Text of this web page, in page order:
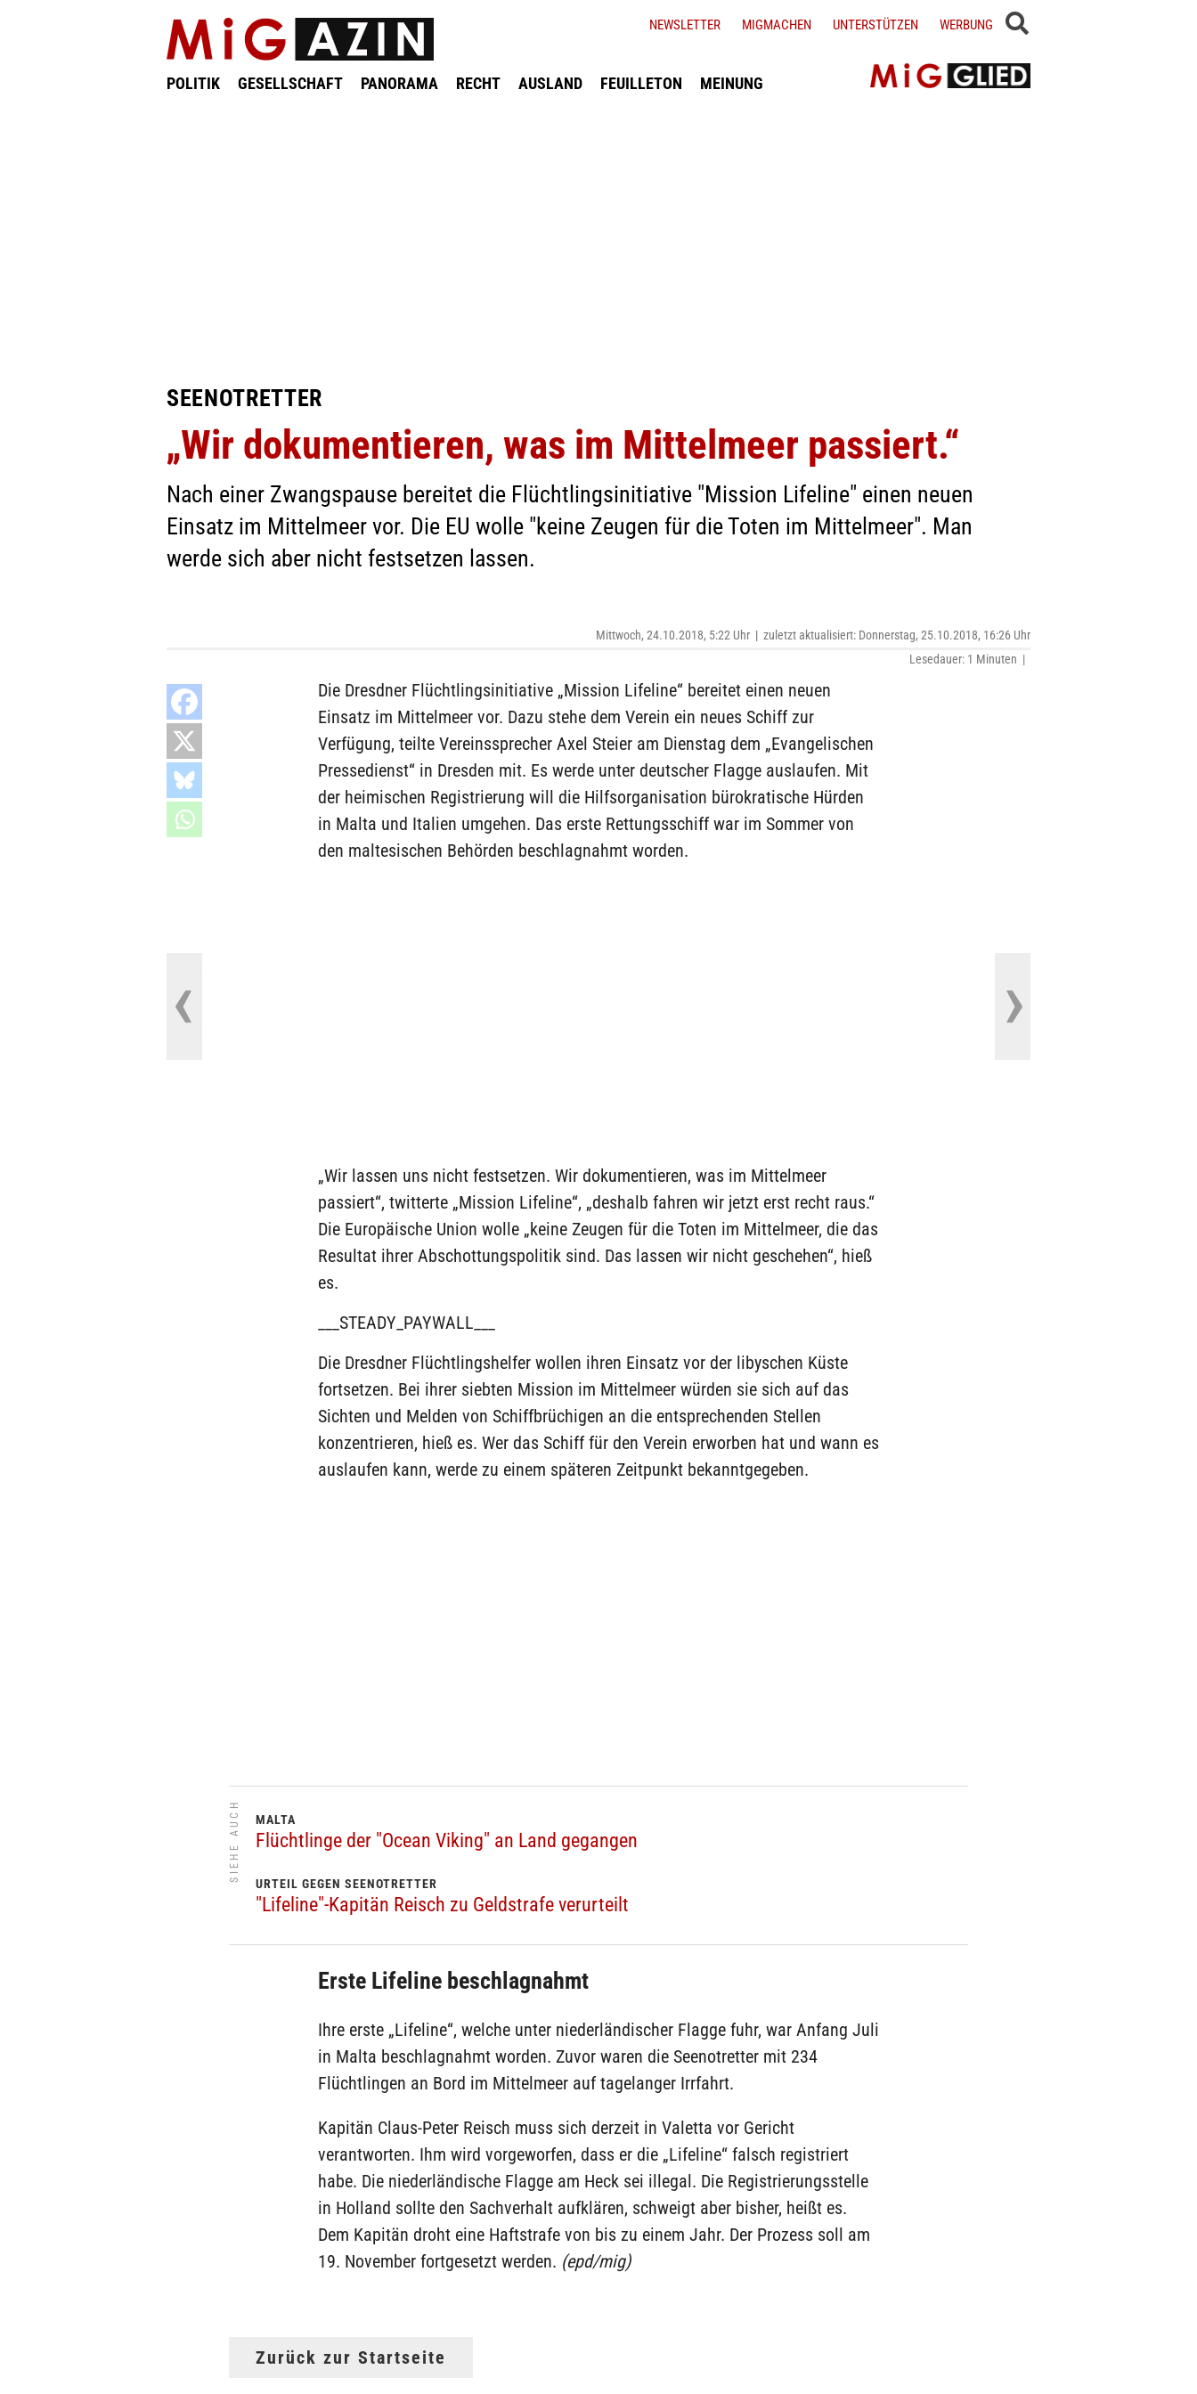
POLITIK GESELLSCHAFT PANORAMA RECHT AUSLAND FEUILLETON MEINUNG
NEWSLETTER MIGMACHEN UNTERSTÜTZEN WERBUNG
SEENOTRETTER
„Wir dokumentieren, was im Mittelmeer passiert.“
Nach einer Zwangspause bereitet die Flüchtlingsinitiative "Mission Lifeline" einen neuen
Einsatz im Mittelmeer vor. Die EU wolle "keine Zeugen für die Toten im Mittelmeer". Man
werde sich aber nicht festsetzen lassen.
Mittwoch, 24.10.2018, 5:22 Uhr | zuletzt aktualisiert: Donnerstag, 25.10.2018, 16:26 Uhr
Lesedauer: 1 Minuten |
Die Dresdner Flüchtlingsinitiative „Mission Lifeline“ bereitet einen neuen
Einsatz im Mittelmeer vor. Dazu stehe dem Verein ein neues Schiff zur
Verfügung, teilte Vereinssprecher Axel Steier am Dienstag dem „Evangelischen
Pressedienst“ in Dresden mit. Es werde unter deutscher Flagge auslaufen. Mit
der heimischen Registrierung will die Hilfsorganisation bürokratische Hürden
in Malta und Italien umgehen. Das erste Rettungsschiff war im Sommer von
den maltesischen Behörden beschlagnahmt worden.
„Wir lassen uns nicht festsetzen. Wir dokumentieren, was im Mittelmeer
passiert“, twitterte „Mission Lifeline“, „deshalb fahren wir jetzt erst recht raus.“
Die Europäische Union wolle „keine Zeugen für die Toten im Mittelmeer, die das
Resultat ihrer Abschottungspolitik sind. Das lassen wir nicht geschehen“, hieß
es.
___STEADY_PAYWALL___
Die Dresdner Flüchtlingshelfer wollen ihren Einsatz vor der libyschen Küste
fortsetzen. Bei ihrer siebten Mission im Mittelmeer würden sie sich auf das
Sichten und Melden von Schiffbrüchigen an die entsprechenden Stellen
konzentrieren, hieß es. Wer das Schiff für den Verein erworben hat und wann es
auslaufen kann, werde zu einem späteren Zeitpunkt bekanntgegeben.
SIEHE AUCH MALTA
Flüchtlinge der "Ocean Viking" an Land gegangen
URTEIL GEGEN SEENOTRETTER
"Lifeline"-Kapitän Reisch zu Geldstrafe verurteilt
Erste Lifeline beschlagnahmt
Ihre erste „Lifeline“, welche unter niederländischer Flagge fuhr, war Anfang Juli
in Malta beschlagnahmt worden. Zuvor waren die Seenotretter mit 234
Flüchtlingen an Bord im Mittelmeer auf tagelanger Irrfahrt.
Kapitän Claus-Peter Reisch muss sich derzeit in Valetta vor Gericht
verantworten. Ihm wird vorgeworfen, dass er die „Lifeline“ falsch registriert
habe. Die niederländische Flagge am Heck sei illegal. Die Registrierungsstelle
in Holland sollte den Sachverhalt aufklären, schweigt aber bisher, heißt es.
Dem Kapitän droht eine Haftstrafe von bis zu einem Jahr. Der Prozess soll am
19. November fortgesetzt werden. (epd/mig)
Zurück zur Startseite